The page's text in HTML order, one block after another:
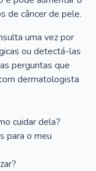
de câncer de pele.
uma vez por
ou detectá-las
perguntas que
dermatologista
cuidar dela?
para o meu